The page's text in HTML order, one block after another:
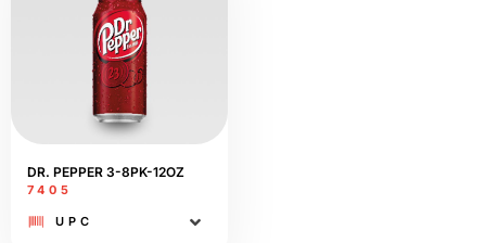
DR. PEPPER 3-8PK-12OZ
7405
UPC